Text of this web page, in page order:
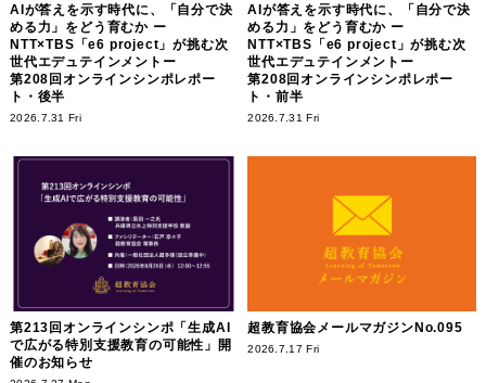
AIが答えを示す時代に、「自分で決
める力」をどう育むか ー
NTT×TBS「e6 project」が挑む次
世代エデュテインメントー
第208回オンラインシンポレポー
ト・後半
2026.7.31 Fri
AIが答えを示す時代に、「自分で決
める力」をどう育むか ー
NTT×TBS「e6 project」が挑む次
世代エデュテインメントー
第208回オンラインシンポレポー
ト・前半
2026.7.31 Fri
第213回オンラインシンポ「生成AI
で広がる特別支援教育の可能性」開
催のお知らせ
超教育協会メールマガジンNo.095
2026.7.17 Fri